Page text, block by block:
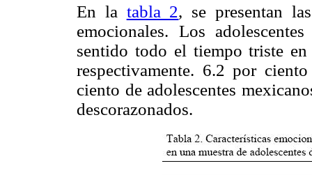
En la tabla 2, se presentan
emocionales. Los
sentido todo el tiempo triste
respectivamente. 6.2 por
ciento de adolescentes
descorazonados.